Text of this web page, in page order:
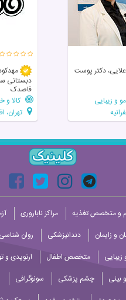
دکتر پوست
و زیبایی
دبستانی
قاصدک
کالا و
تهران،
و متخصص تغذیه مراکز ناباروری
و زایمان
دندانپزشکی روان شناسی
متخصص اطفال
ارتوپدی و
بینی
چشم پزشکی
سونوگرافی